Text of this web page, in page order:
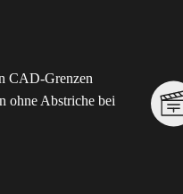
CAD-Grenzen
ohne Abstriche bei